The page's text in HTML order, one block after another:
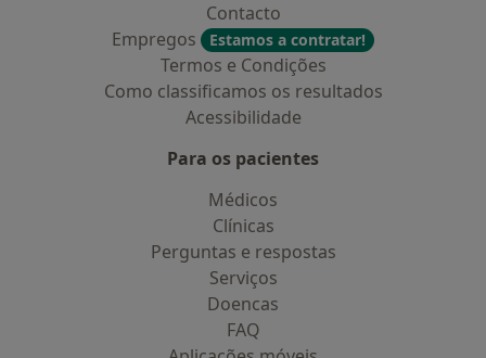
Contacto
Empregos
Estamos a contratar!
Termos e Condições
Como classificamos os resultados
Acessibilidade
Para os pacientes
Médicos
Clínicas
Perguntas e respostas
Serviços
Doencas
FAQ